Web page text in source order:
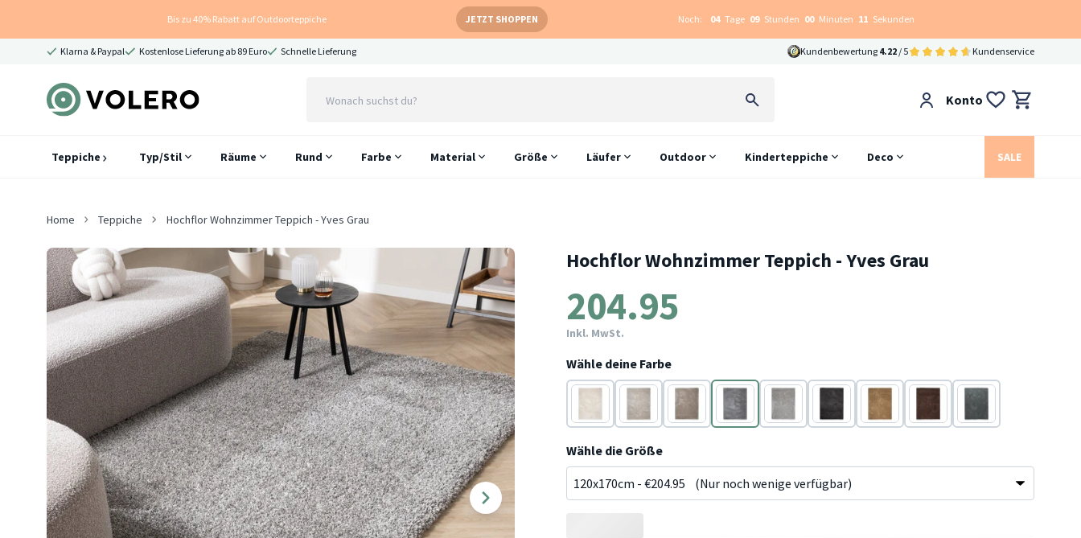
Bis zu 40% Rabatt auf Outdoorteppiche JETZT SHOPPEN Noch: 04 Tage 09 Stunden 00 Minuten 10 Sekunden
Klarna & Paypal Kostenlose Lieferung ab 89 Euro Schnelle Lieferung Kundenbewertung 4.22 / 5 Kundenservice
Konto
Teppiche Typ/Stil Räume Rund Farbe Material Größe Läufer Outdoor Kinderteppiche Deco SALE
Home Teppiche Hochflor Wohnzimmer Teppich - Yves Grau
Hochflor Wohnzimmer Teppich - Yves Grau
204.95
Inkl. MwSt.
Wähle deine Farbe
Creme Beige Taupe Grau HellgrauAnthrazitGold Braun
Grün
Wähle die Größe